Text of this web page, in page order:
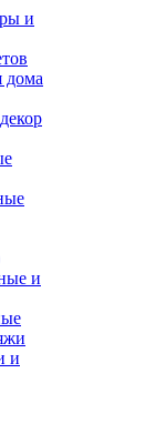
и
дома
и
и